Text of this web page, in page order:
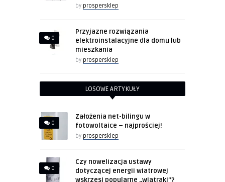
by prospersklep
0
Przyjazne rozwiązania
elektroinstalacyjne dla domu lub
mieszkania
by prospersklep
LOSOWE ARTYKUŁY
0
Założenia net-bilingu w
fotowoltaice – najprościej!
by prospersklep
0
Czy nowelizacja ustawy
dotyczącej energii wiatrowej
wskrzesi popularne „wiatraki”?